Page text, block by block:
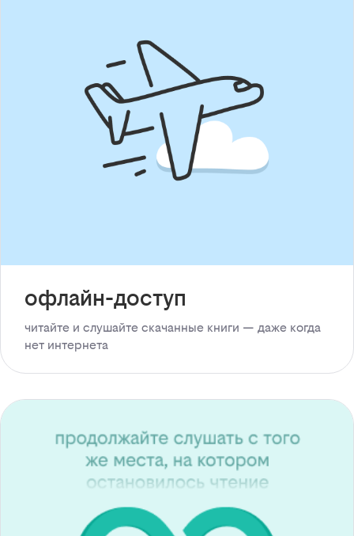
офлайн-доступ
читайте и слушайте скачанные книги — даже когда
нет интернета